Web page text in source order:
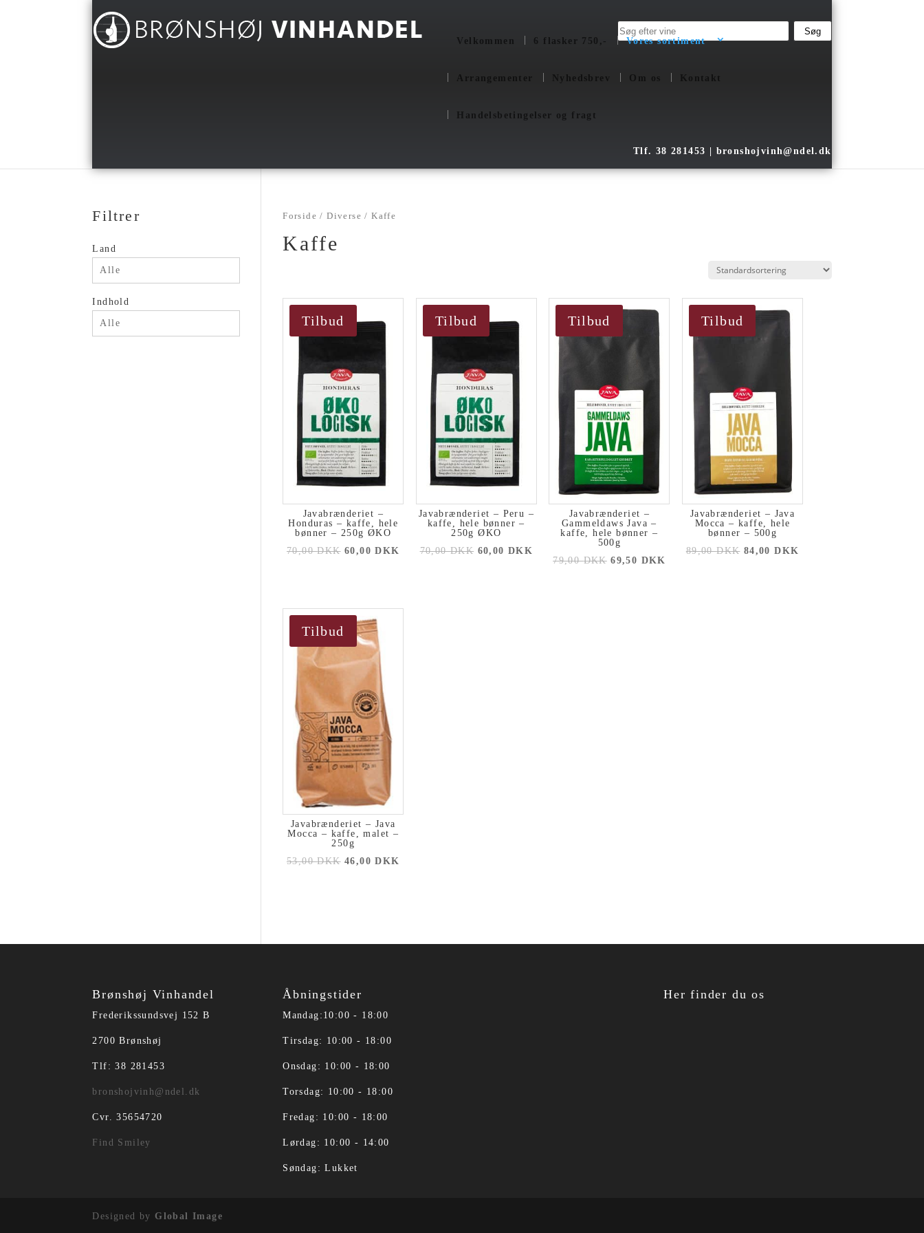
Velkommen 6 flasker 750,- Vores sortiment
Arrangementer Nyhedsbrev Om os Kontakt
Handelsbetingelser og fragt
Tlf. 38 281453 | bronshojvinh@ndel.dk
Forside /Diverse / Kaffe
Kaffe
Tilbud
Javabrænderiet –
Honduras – kaffe, hele
bønner – 250g ØKO
70,00DKK 60,00DKK
Tilbud
Javabrænderiet – Peru –
kaffe, hele bønner –
250g ØKO
70,00DKK 60,00 DKK
Tilbud
Javabrænderiet –
Gammeldaws Java –
kaffe, hele bønner –
500g
79,00DKK 69,50 DKK
Tilbud
Javabrænderiet – Java
Mocca – kaffe, hele
bønner – 500g
89,00DKK 84,00DKK
Tilbud
Javabrænderiet – Java
Mocca – kaffe, malet –
250g
53,00DKK 46,00DKK
Filtrer
Land
Alle
Indhold
Alle
Brønshøj Vinhandel
Frederikssundsvej 152 B
2700 Brønshøj
Tlf: 38 281453
bronshojvinh@ndel.dk
Cvr. 35654720
Find Smiley
Åbningstider
Mandag:10:00 - 18:00
Tirsdag: 10:00 - 18:00
Onsdag: 10:00 - 18:00
Torsdag: 10:00 - 18:00
Fredag: 10:00 - 18:00
Lørdag: 10:00 - 14:00
Søndag: Lukket
Her finder du os
Designed by Global Image